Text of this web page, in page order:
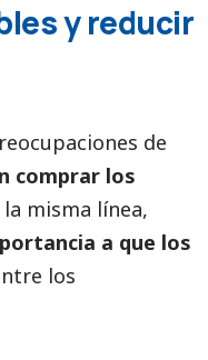
y reducir
de
comprar los
misma línea,
a que los
los